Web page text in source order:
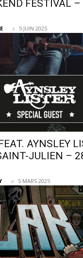
FESTIVAL
- 5 JUIN 2025
AYNSLEY
JULIEN –
- 5 MARS 2025